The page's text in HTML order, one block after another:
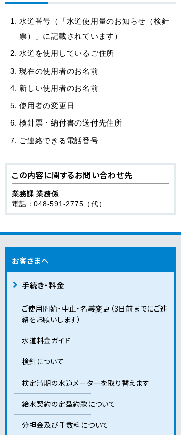
水道番号（「水道使用量のお知らせ（検針
票）」に記載されています）
水道を使用しているご住所
現在の使用者のお名前
新しい使用者のお名前
使用者の変更日
検針票・納付書の送付先住所
ご連絡できる電話番号
この内容に関するお問い合わせ先
業務課 業務係
電話：048-591-2775（代）
お客さまへ
手続き・料金
ご使用開始・中止・名義変更（3日前までにご連
絡をお願いします）
水道料金ガイド
検針について
検定満期の水道メーターを取り替えます
給水契約の定型約款について
分担金及び手数料について